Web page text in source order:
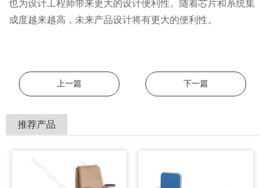
也为设计工程师带来更大的设计便利性。随着芯片和系统集
成度越来越高，未来产品设计将有更大的便利性。
上一篇 下一篇
推荐产品